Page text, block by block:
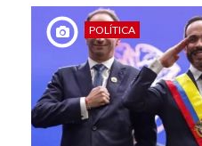
POLÍTICA